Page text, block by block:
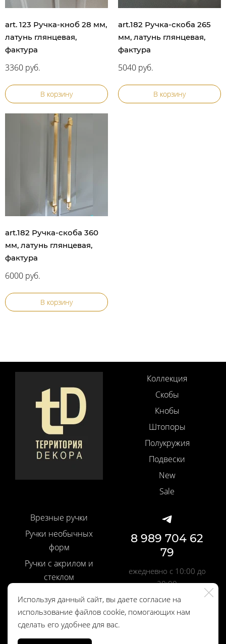
art. 123 Ручка-кноб 28 мм,
латунь глянцевая,
фактура
3360 руб.
В корзину
art.182 Ручка-скоба 265
мм, латунь глянцевая,
фактура
5040 руб.
В корзину
art.182 Ручка-скоба 360
мм, латунь глянцевая,
фактура
6000 руб.
В корзину
Коллекция
Скобы
Кнобы
Штопоры
Полукружия
Подвески
New
Sale
Врезные ручки
Ручки необычных
форм
Ручки с акрилом и
стеклом
Шелковые кисти
Профильные ручки
Дверные ручки
8 989 704 62
79
ежедневно с 10:00 до
20:00
Политика
Используя данный сайт, вы даете согласие на
использование файлов cookie, помогающих нам
сделать его удобнее для вас.